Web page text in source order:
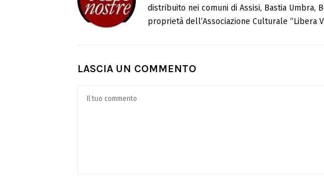
distribuito nei comuni di Assisi, Bastia Umbra,
proprietà dell’Associazione Culturale “Libera
LASCIA UN COMMENTO